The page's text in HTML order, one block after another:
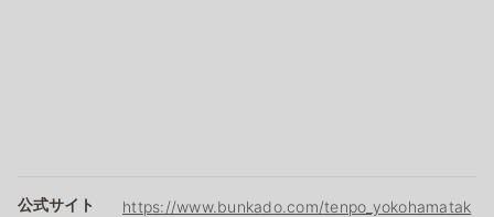
公式サイト
https://www.bunkado.com/tenpo_yokohamatak